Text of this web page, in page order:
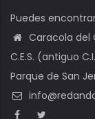
Puedes
Caracola del
C.E.S. (antiguo
Parque de San